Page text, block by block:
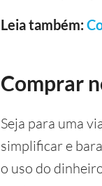
Leia também:
Comprar
Seja para uma
simplificar e
o uso do